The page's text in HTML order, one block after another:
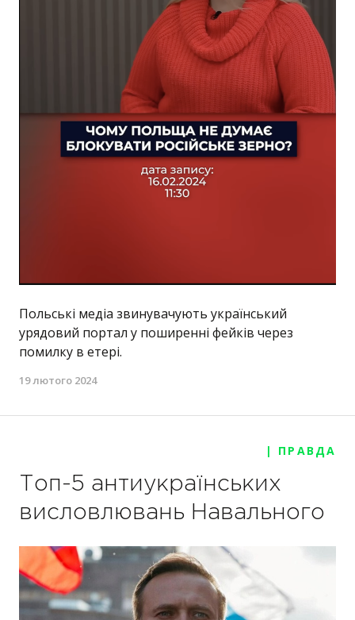
Польські медіа звинувачують український
урядовий портал у поширенні фейків через
помилку в етері.
19 лютого 2024
| ПРАВДА
Топ-5 антиукраїнських
висловлювань Навального